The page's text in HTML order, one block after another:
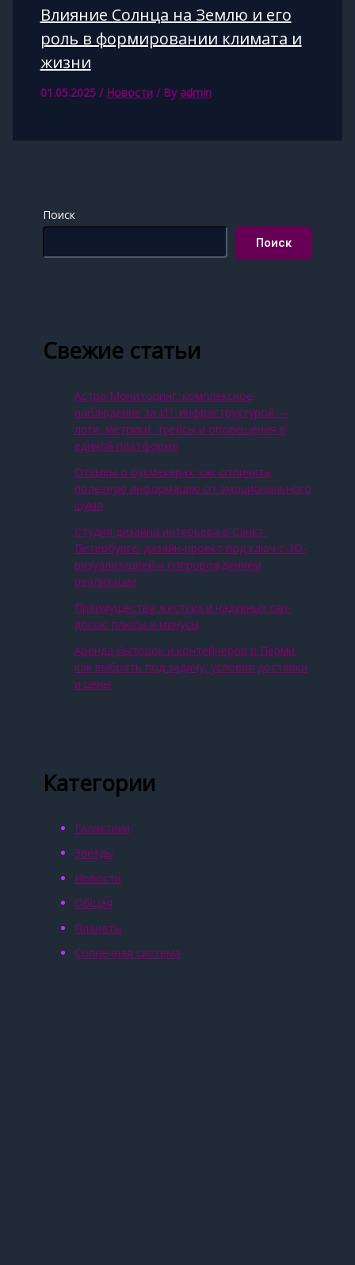
Влияние Солнца на Землю и его
роль в формировании климата и
жизни
01.05.2025 / Новости/ By admin
Поиск
Поиск
Свежие статьи
Астра Мониторинг: комплексное
наблюдение за ИТ‑инфраструктурой —
логи, метрики, трейсы и оповещения в
единой платформе
Отзывы о букмекерах: как отличить
полезную информацию от эмоционального
шума
Студия дизайна интерьера в Санкт-
Петербурге: дизайн-проект под ключ с 3D-
визуализацией и сопровождением
реализации
Преимущества жестких и надувных сап-
досок: плюсы и минусы
Аренда бытовок и контейнеров в Перми:
как выбрать под задачу, условия доставки
и цены
Категории
Галактики
Звёзды
Новости
Общая
Планеты
Солнечная система